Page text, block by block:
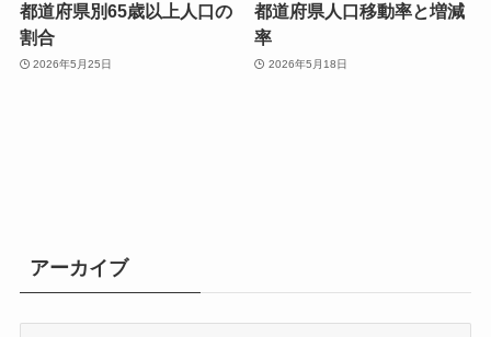
都道府県別65歳以上人口の
割合
2026年5月25日
都道府県人口移動率と増減
率
2026年5月18日
アーカイブ